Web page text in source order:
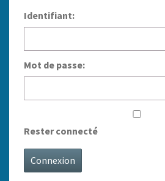
Identifiant:
Mot de passe:
Rester connecté
Connexion